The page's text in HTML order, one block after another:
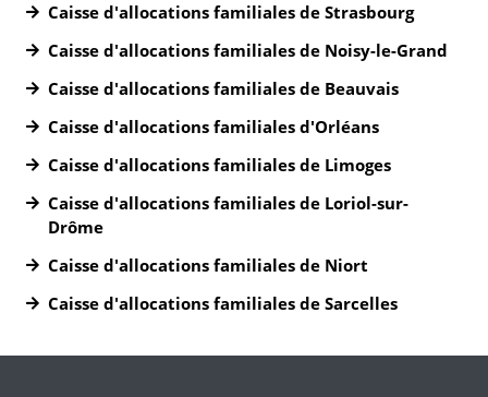
Caisse d'allocations familiales de Strasbourg
Caisse d'allocations familiales de Noisy-le-Grand
Caisse d'allocations familiales de Beauvais
Caisse d'allocations familiales d'Orléans
Caisse d'allocations familiales de Limoges
Caisse d'allocations familiales de Loriol-sur-
Drôme
Caisse d'allocations familiales de Niort
Caisse d'allocations familiales de Sarcelles